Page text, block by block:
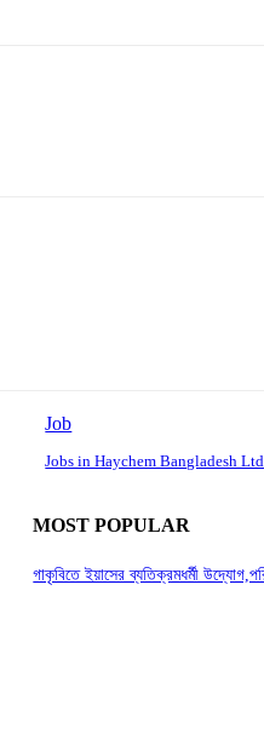
Job
Jobs in Haychem Bangladesh Ltd
MOST POPULAR
গাকৃবিতে ইয়াসের ব্যতিক্রমধর্মী